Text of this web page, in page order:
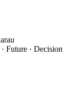
Future · Decision